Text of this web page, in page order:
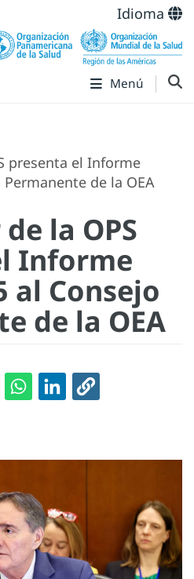
Idioma
Menú
presenta el Informe
de la OEA
la OPS
Informe
al Consejo
de la OEA